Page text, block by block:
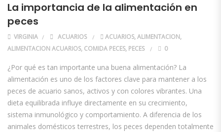
La importancia de la alimentación en
peces
VIRGINIA ACUARIOS ACUARIOS,ALIMENTACION,
ALIMENTACION ACUARIOS, COMIDA PECES, PECES 0
¿Por qué es tan importante una buena alimentación? La
alimentación es uno de los factores clave para mantener a los
peces de acuario sanos, activos y con colores vibrantes. Una
dieta equilibrada influye directamente en su crecimiento,
sistema inmunológico y comportamiento. A diferencia de los
animales domésticos terrestres, los peces dependen totalmente